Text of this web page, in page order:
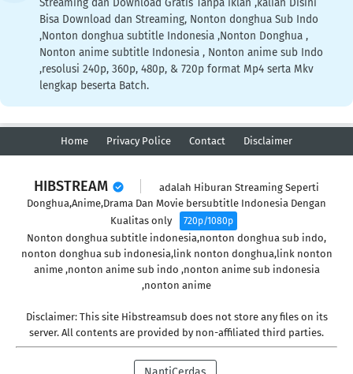
Streaming dan Download Gratis Tanpa iklan ,kalian Disini
Bisa Download dan Streaming, Nonton donghua Sub Indo
,Nonton donghua subtitle Indonesia ,Nonton Donghua ,
Nonton anime subtitle Indonesia , Nonton anime sub Indo
,resolusi 240p, 360p, 480p, & 720p format Mp4 serta Mkv
lengkap beserta Batch.
Home Privacy Police Contact Disclaimer
HIBSTREAM
adalah Hiburan Streaming Seperti
Donghua,Anime,Drama Dan Movie bersubtitle Indonesia Dengan
Kualitas only
720p/1080p
Nonton donghua subtitle indonesia,nonton donghua sub indo,
nonton donghua sub indonesia,link nonton donghua,link nonton
anime ,nonton anime sub indo ,nonton anime sub indonesia
,nonton anime
Disclaimer: This site Hibstreamsub does not store any files on its
server. All contents are provided by non-affiliated third parties.